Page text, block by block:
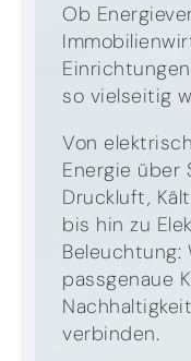
Ob
so vielseitig
Von
Energie über
Druckluft,
bis hin zu
Beleuchtung:
passgenaue
verbinden.